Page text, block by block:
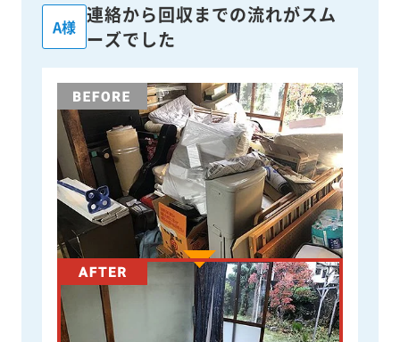
A様
連絡から回収までの流れがスム
ーズでした